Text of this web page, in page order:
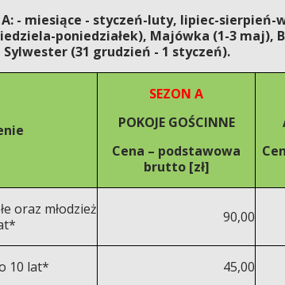
- miesiące - styczeń-luty, lipiec-sierpień-
Majówka (1-3 maj),
Sylwester (31 grudzień - 1 styczeń).
SEZON A
POKOJE GOŚCINNE
Cena – podstawowa
brutto [zł]
oraz młodzież
90,00
10 lat* 45,00